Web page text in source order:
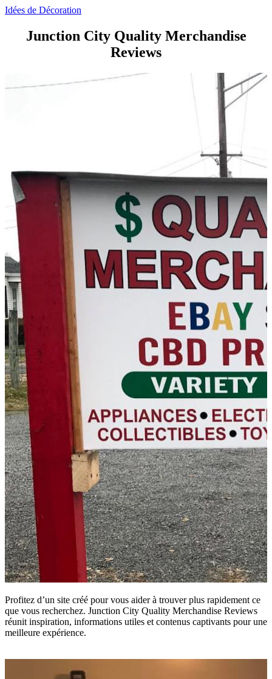
Idées de Décoration
Junction City Quality Merchandise
Reviews
Profitez d’un site créé pour vous aider à trouver plus rapidement ce
que vous recherchez. Junction City Quality Merchandise Reviews
réunit inspiration, informations utiles et contenus captivants pour une
meilleure expérience.